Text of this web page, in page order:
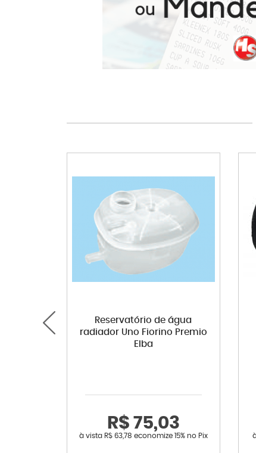
Reservatório de água
radiador Uno Fiorino Premio
Elba
R$ 75,03
à vista R$ 63,78 economize 15% no Pix